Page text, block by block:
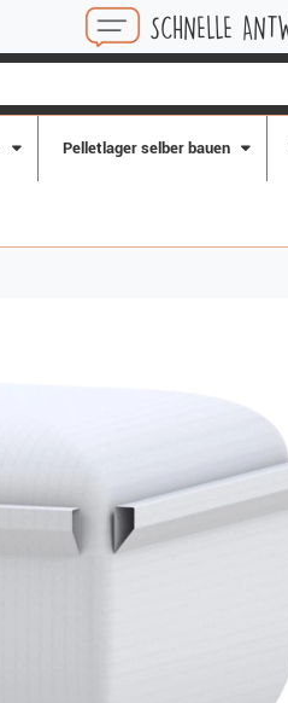
SCHNELLE ANTWORTEN
Pelletlager selber bauen